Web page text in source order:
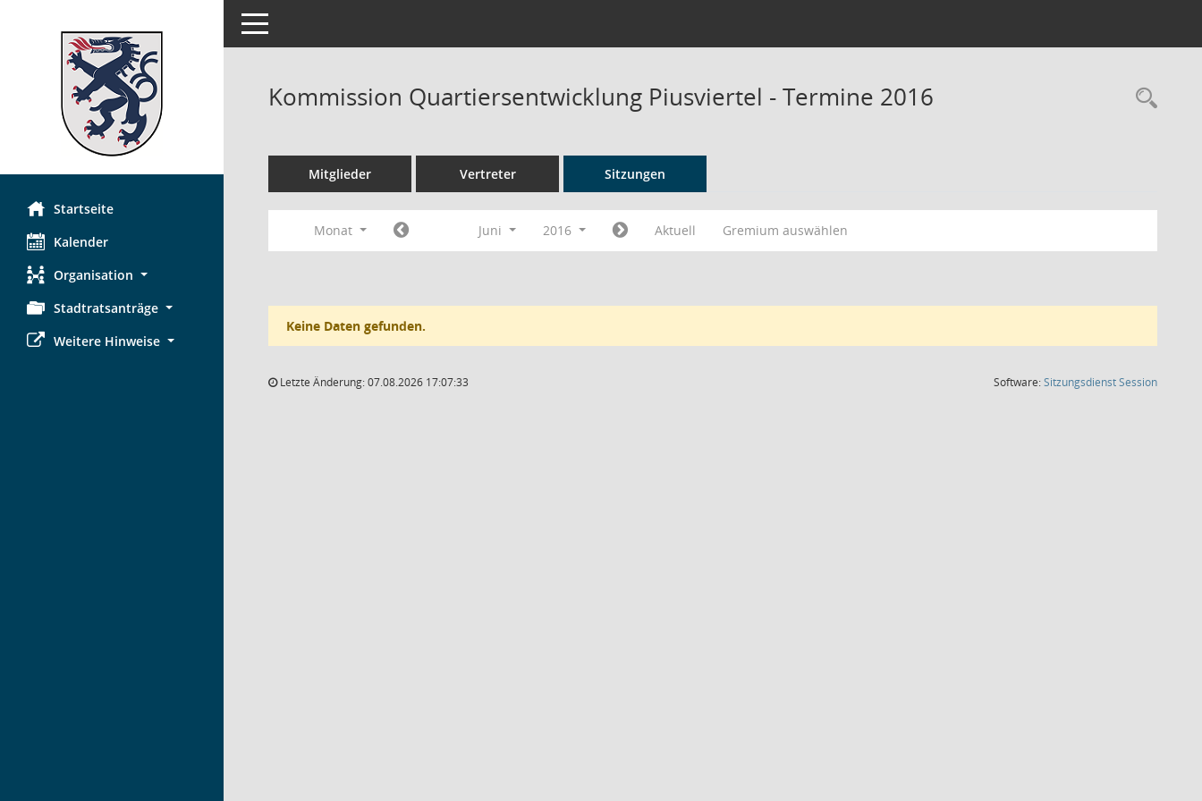
Startseite
Kalender
Organisation
Stadtratsanträge
Weitere Hinweise
Toggle navigation
Kommission Quartiersentwicklung Piusviertel - Termine 2016
Mitglieder Vertreter Sitzungen
Monat Juni 2016 Aktuell Gremium auswählen
Keine Daten gefunden.
Letzte Änderung: 07.08.2026 17:07:33 Software:SitzungsdienstSession(Wird in